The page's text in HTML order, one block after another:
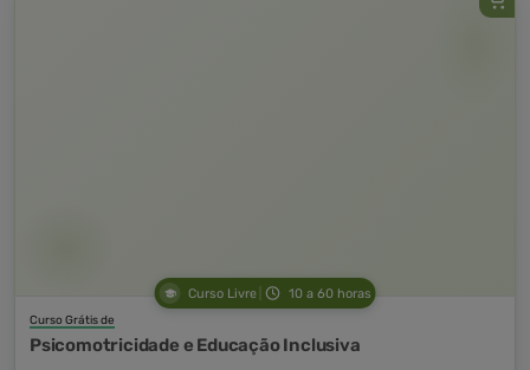
Curso Livre 10 a 60 horas
Curso Grátis de
Psicomotricidade e Educação Inclusiva